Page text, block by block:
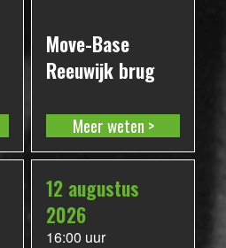
Move-Base
Reeuwijk brug
Meer weten
12 augustus
2026
16:00 uur